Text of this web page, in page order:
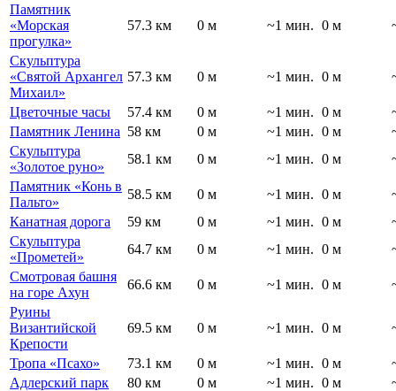
Памятник
«Морская
прогулка»
57.3 км 0 м ~1 мин. 0 м
Скульптура
«Святой Архангел
Михаил»
57.3 км 0 м ~1 мин. 0 м
Цветочные часы 57.4 км 0 м ~1 мин. 0 м
Памятник Ленина 58 км 0 м ~1 мин. 0 м
Скульптура
«Золотое руно»
58.1 км 0 м ~1 мин. 0 м
Памятник «Конь в
Пальто»
58.5 км 0 м ~1 мин. 0 м
Канатная дорога
59 км 0 м ~1 мин. 0 м
Скульптура
«Прометей»
64.7 км 0 м ~1 мин. 0 м
Смотровая башня
на горе Ахун
66.6 км 0 м ~1 мин. 0 м
Руины
Византийской
Крепости
69.5 км 0 м ~1 мин. 0 м
Тропа «Псахо» 73.1 км 0 м ~1 мин. 0 м
Адлерский парк
80 км 0 м ~1 мин. 0 м